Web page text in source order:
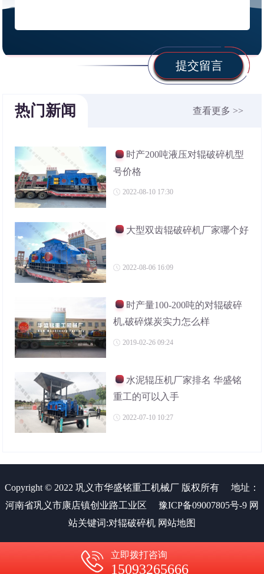
提交留言
热门新闻 查看更多 >>
时产200吨液压对辊破碎机型
号价格
2022-08-10 17:30
大型双齿辊破碎机厂家哪个好
2022-08-06 16:09
时产量100-200吨的对辊破碎
机,破碎煤炭实力怎么样
2019-02-26 09:24
水泥辊压机厂家排名 华盛铭
重工的可以入手
2022-07-10 10:27
Copyright © 2022 巩义市华盛铭重工机械厂 版权所有
地址：
河南省巩义市康店镇创业路工业区
豫ICP备09007805号-9 网
站关键词:对辊破碎机 网站地图
立即拨打咨询
15093265666